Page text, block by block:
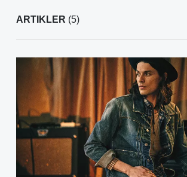
ARTIKLER (5)